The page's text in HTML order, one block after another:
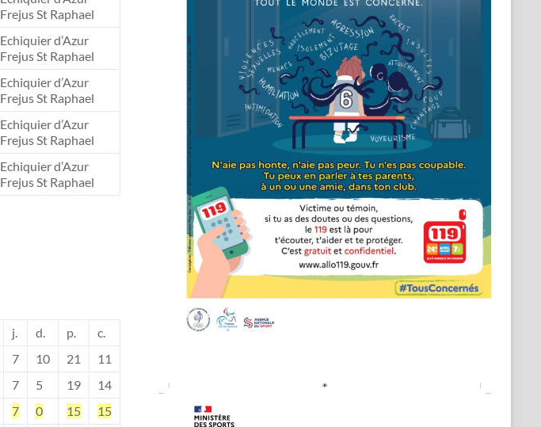
Frejus St Raphael
Echiquier d’Azur
Frejus St Raphael
Echiquier d’Azur
Frejus St Raphael
Echiquier d’Azur
Frejus St Raphael
Echiquier d’Azur
Frejus St Raphael
j. d. p.
c.
7 10 21
11
7 5 19
14
7 0 15 15